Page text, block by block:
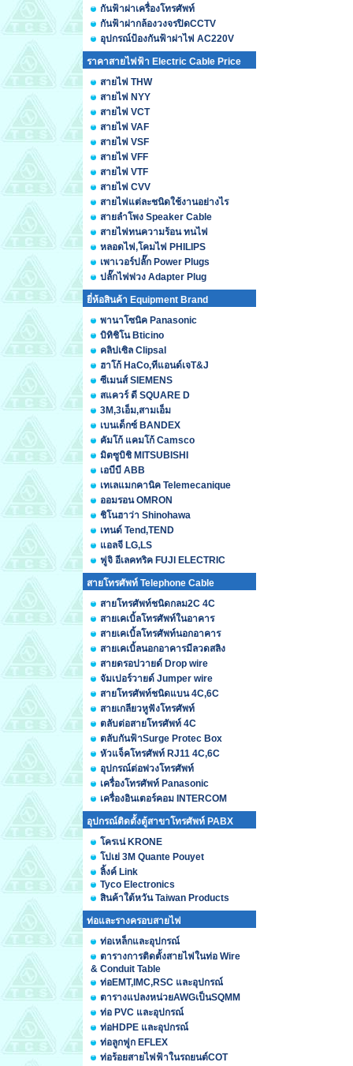
กันฟ้าผ่าเครื่องโทรศัพท์
กันฟ้าผ่ากล้องวงจรปิดCCTV
อุปกรณ์ป้องกันฟ้าผ่าไฟ AC220V
ราคาสายไฟฟ้า Electric Cable Price
สายไฟ THW
สายไฟ NYY
สายไฟ VCT
สายไฟ VAF
สายไฟ VSF
สายไฟ VFF
สายไฟ VTF
สายไฟ CVV
สายไฟแต่ละชนิดใช้งานอย่างไร
สายลำโพง Speaker Cable
สายไฟทนความร้อน ทนไฟ
หลอดไฟ,โคมไฟ PHILIPS
เพาเวอร์ปลั๊ก Power Plugs
ปลั๊กไฟพ่วง Adapter Plug
ยี่ห้อสินค้า Equipment Brand
พานาโซนิค Panasonic
บิทิชิโน Bticino
คลิปเซิล Clipsal
ฮาโก้ HaCo,ทีแอนด์เจT&J
ซีเมนส์ SIEMENS
สแควร์ ดี SQUARE D
3M,3เอ็ม,สามเอ็ม
เบนเด็กซ์ BANDEX
คัมโก้ แคมโก้ Camsco
มิตซูบิชิ MITSUBISHI
เอบีบี ABB
เทเลแมกคานิค Telemecanique
ออมรอน OMRON
ชิโนฮาว่า Shinohawa
เทนด์ Tend,TEND
แอลจี LG,LS
ฟูจิ อีเลคทริค FUJI ELECTRIC
สายโทรศัพท์ Telephone Cable
สายโทรศัพท์ชนิดกลม2C 4C
สายเคเบิ้ลโทรศัพท์ในอาคาร
สายเคเบิ้ลโทรศัพท์นอกอาคาร
สายเคเบิ้ลนอกอาคารมีลวดสลิง
สายดรอปวายด์ Drop wire
จัมเปอร์วายด์ Jumper wire
สายโทรศัพท์ชนิดแบน 4C,6C
สายเกลียวหูฟังโทรศัพท์
ตลับต่อสายโทรศัพท์ 4C
ตลับกันฟ้าSurge Protec Box
หัวแจ็คโทรศัพท์ RJ11 4C,6C
อุปกรณ์ต่อพ่วงโทรศัพท์
เครื่องโทรศัพท์ Panasonic
เครื่องอินเตอร์คอม INTERCOM
อุปกรณ์ติดตั้งตู้สาขาโทรศัพท์ PABX
โครเน่ KRONE
โปเย่ 3M Quante Pouyet
ลิ้งค์ Link
Tyco Electronics
สินค้าใต้หวัน Taiwan Products
ท่อและรางครอบสายไฟ
ท่อเหล็กและอุปกรณ์
ตารางการติดตั้งสายไฟในท่อ Wire
& Conduit Table
ท่อEMT,IMC,RSC และอุปกรณ์
ตารางแปลงหน่วยAWGเป็นSQMM
ท่อ PVC และอุปกรณ์
ท่อHDPE และอุปกรณ์
ท่อลูกฟูก EFLEX
ท่อร้อยสายไฟฟ้าในรถยนต์COT